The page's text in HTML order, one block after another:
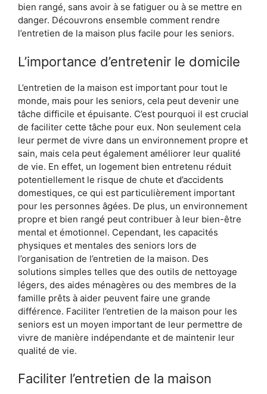
bien rangé, sans avoir à se fatiguer ou à se mettre en
danger. Découvrons ensemble comment rendre
l’entretien de la maison plus facile pour les seniors.
L’importance d’entretenir le domicile
L’entretien de la maison est important pour tout le
monde, mais pour les seniors, cela peut devenir une
tâche difficile et épuisante. C’est pourquoi il est crucial
de faciliter cette tâche pour eux. Non seulement cela
leur permet de vivre dans un environnement propre et
sain, mais cela peut également améliorer leur qualité
de vie. En effet, un logement bien entretenu réduit
potentiellement le risque de chute et d’accidents
domestiques, ce qui est particulièrement important
pour les personnes âgées. De plus, un environnement
propre et bien rangé peut contribuer à leur bien-être
mental et émotionnel. Cependant, les capacités
physiques et mentales des seniors lors de
l’organisation de l’entretien de la maison. Des
solutions simples telles que des outils de nettoyage
légers, des aides ménagères ou des membres de la
famille prêts à aider peuvent faire une grande
différence. Faciliter l’entretien de la maison pour les
seniors est un moyen important de leur permettre de
vivre de manière indépendante et de maintenir leur
qualité de vie.
Faciliter l’entretien de la maison